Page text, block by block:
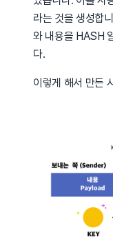
라는 것을 생성합
와 내용을 HASH
다.
이렇게 해서 만든